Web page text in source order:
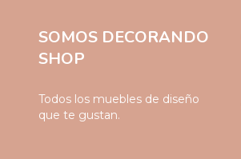
SOMOS DECORANDO
SHOP
Todos los muebles de diseño
que te gustan.